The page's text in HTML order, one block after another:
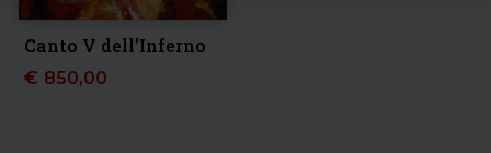
Canto V dell’Inferno
€ 850,00